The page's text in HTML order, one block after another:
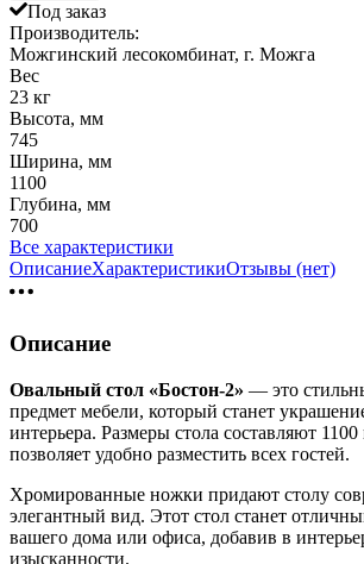
Под заказ
Производитель:
Можгинский лесокомбинат, г. Можга
Вес
23 кг
Высота, мм
745
Ширина, мм
1100
Глубина, мм
700
Все характеристики
ОписаниеХарактеристикиОтзывы (нет)
Описание
Овальный стол «Бостон-2» — это
предмет мебели, который станет
интерьера. Размеры стола составляют
позволяет удобно разместить всех гостей.
Хромированные ножки придают столу
элегантный вид. Этот стол станет
вашего дома или офиса, добавив в
изысканности.